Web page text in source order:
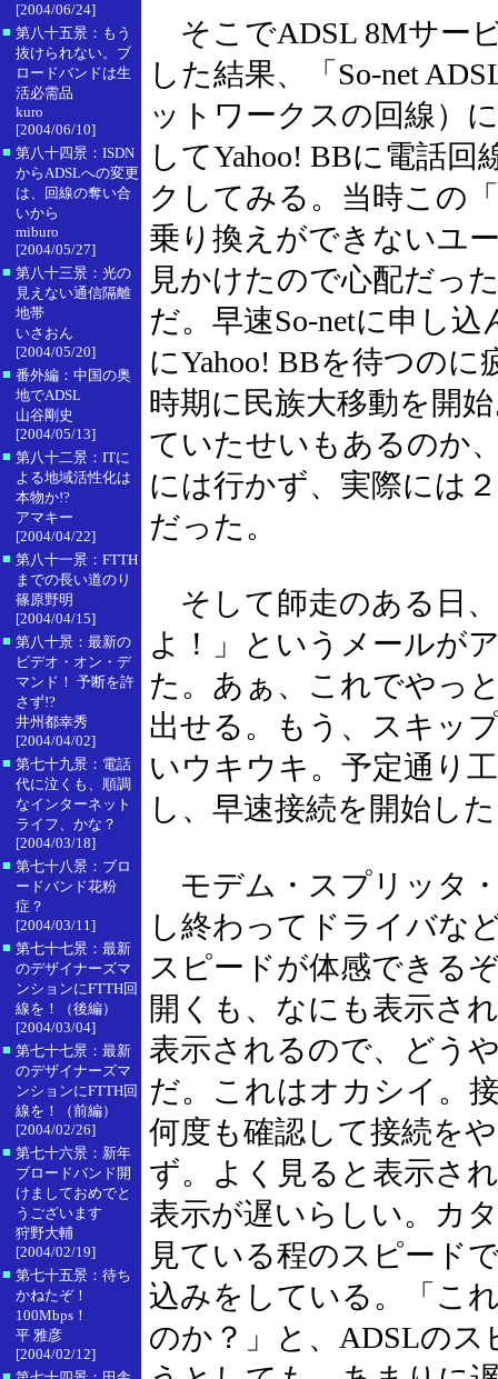
[2004/06/24]
■ 第八十五景：もう
抜けられない。ブ
ロードバンドは生
活必需品
kuro
[2004/06/10]
■ 第八十四景：ISDN
からADSLへの変更
は、回線の奪い合
いから
miburo
[2004/05/27]
■ 第八十三景：光の
見えない通信隔離
地帯
いさおん
[2004/05/20]
■ 番外編：中国の奥
地でADSL
山谷剛史
[2004/05/13]
■ 第八十二景：ITに
よる地域活性化は
本物か!?
アマキー
[2004/04/22]
■ 第八十一景：FTTH
までの長い道のり
篠原野明
[2004/04/15]
■ 第八十景：最新の
ビデオ・オン・デ
マンド！ 予断を許
さず!?
井州都幸秀
[2004/04/02]
■ 第七十九景：電話
代に泣くも、順調
なインターネット
ライフ、かな？
[2004/03/18]
■ 第七十八景：ブロ
ードバンド花粉
症？
[2004/03/11]
■ 第七十七景：最新
のデザイナーズマ
ンションにFTTH回
線を！（後編）
[2004/03/04]
■ 第七十七景：最新
のデザイナーズマ
ンションにFTTH回
線を！（前編）
[2004/02/26]
■ 第七十六景：新年
ブロードバンド開
けましておめでと
うございます
狩野大輔
[2004/02/19]
■ 第七十五景：待ち
かねたぞ！
100Mbps！
平 雅彦
[2004/02/12]
そこでADSL 8Mサー
した結果、「So-net
ットワークスの回線）
してYahoo! BBに電話
クしてみる。当時この
乗り換えができないユ
見かけたので心配だっ
だ。早速So-netに申し
にYahoo! BBを待つの
時期に民族大移動を開
ていたせいもあるのか
には行かず、実際には
だった。
そして師走のある日
よ！」というメールが
た。あぁ、これでやっ
出せる。もう、スキッ
いウキウキ。予定通り
し、早速接続を開始し
モデム・スプリッタ
し終わってドライバな
スピードが体感できる
開くも、なにも表示さ
表示されるので、どう
だ。これはオカシイ。
何度も確認して接続を
ず。よく見ると表示さ
表示が遅いらしい。カ
見ている程のスピード
込みをしている。「こ
のか？」と、ADSLの